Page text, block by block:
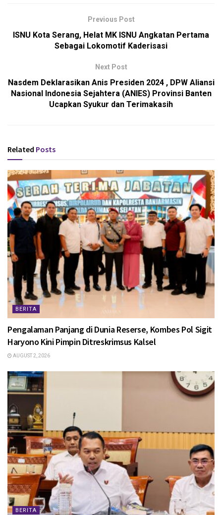
Previous Post
ISNU Kota Serang, Helat MK ISNU Angkatan Pertama
Sebagai Lokomotif Kaderisasi
Next Post
Nasdem Deklarasikan Anis Presiden 2024 , DPW Aliansi
Nasional Indonesia Sejahtera (ANIES) Provinsi Banten
Ucapkan Syukur dan Terimakasih
Related Posts
BERITA
Pengalaman Panjang di Dunia Reserse, Kombes Pol Sigit
Haryono Kini Pimpin Ditreskrimsus Kalsel
AUGUST 2, 2026
BERITA